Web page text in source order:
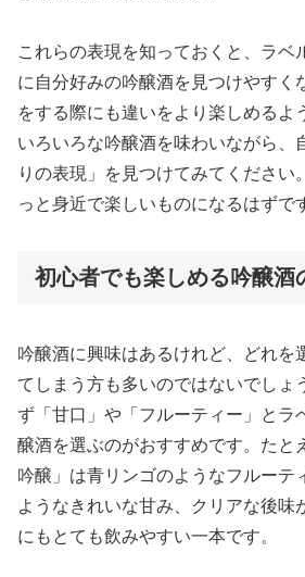
これらの表現を知っておくと、ラベ
に自分好みの吟醸酒を見つけやすく
をする際にも違いをより楽しめるよ
いろいろな吟醸酒を味わいながら、
りの表現」を見つけてみてください
っと身近で楽しいものになるはずで
初心者でも楽しめる吟醸酒
吟醸酒に興味はあるけれど、どれを
てしまう方も多いのではないでしょ
ず「甘口」や「フルーティー」とラ
醸酒を選ぶのがおすすめです。たと
吟醸」は青リンゴのようなフルーテ
ようなきれいな甘み、クリアな後味
にもとても飲みやすい一本です。